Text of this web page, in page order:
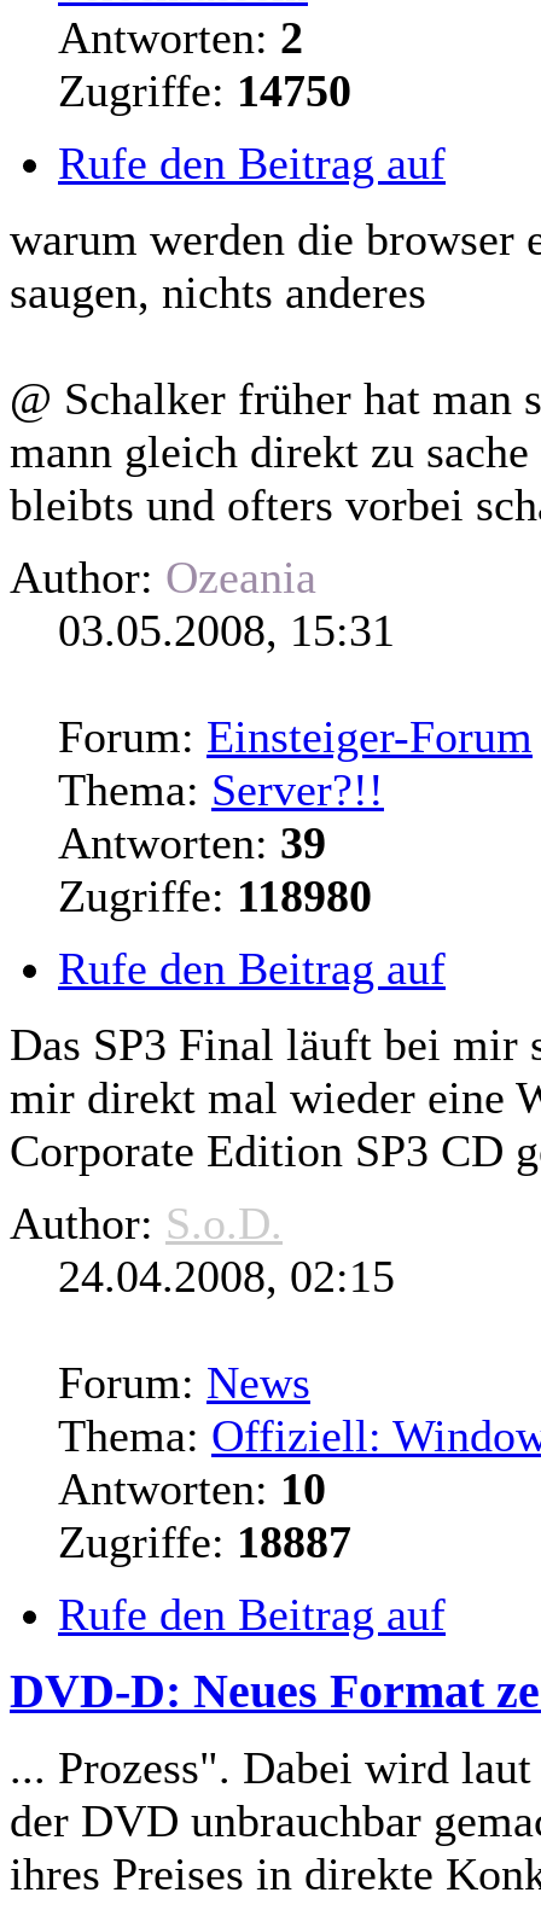
Antworten: 2
Zugriffe: 14750
Rufe den Beitrag auf
warum werden die browser
saugen, nichts anderes
@ Schalker früher hat man
mann gleich direkt zu sache
bleibts und ofters vorbei
Author: Ozeania
03.05.2008, 15:31
Forum: Einsteiger-Forum
Thema: Server?!!
Antworten: 39
Zugriffe: 118980
Rufe den Beitrag auf
Das SP3 Final läuft bei mir
mir direkt mal wieder eine
Corporate Edition SP3 CD
Author: S.o.D.
24.04.2008, 02:15
Forum: News
Thema: Offiziell:
Antworten: 10
Zugriffe: 18887
Rufe den Beitrag auf
DVD-D: Neues Format
... Prozess". Dabei wird
der DVD unbrauchbar
ihres Preises in direkte